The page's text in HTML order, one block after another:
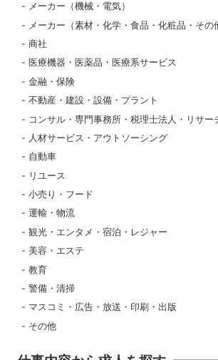
メーカー（機械・電気）
メーカー（素材・化学・食品・化粧品・その
商社
医療機器・医薬品・医療系サービス
金融・保険
不動産・建設・設備・プラント
コンサル・専門事務所・税理士法人・リサー
人材サービス・アウトソーシング
自動車
リユース
小売り・フード
運輸・物流
観光・エンタメ・宿泊・レジャー
美容・エステ
教育
警備・清掃
マスコミ・広告・放送・印刷・出版
その他